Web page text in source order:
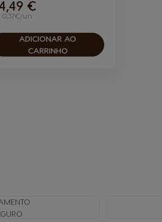
0,37€/un
€
ADICIONAR AO
CARRINHO